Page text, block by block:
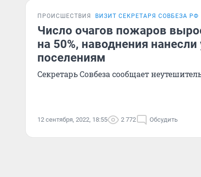
ПРОИСШЕСТВИЯ ВИЗИТ СЕКРЕТАРЯ СОВБЕЗА РФ
Число очагов пожаров
на 50%, наводнения
поселениям
Секретарь Совбеза сообщает
12 сентября, 2022, 18:55 2 772 Обсудить